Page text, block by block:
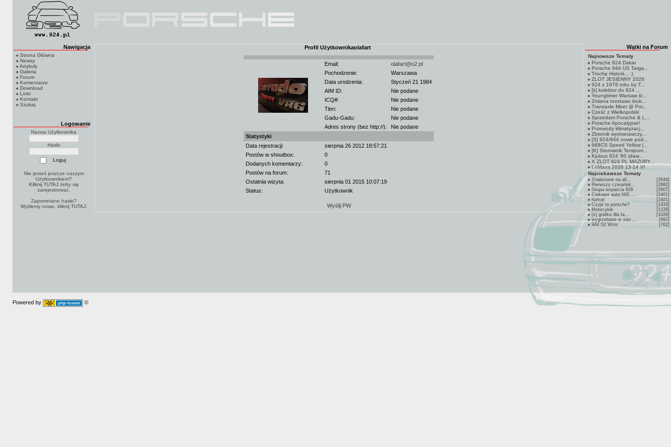
Nawigacja
Strona Główna
Newsy
Artykuły
Galeria
Forum
Komentarze
Download
Linki
Kontakt
Szukaj
Logowanie
Nazwa Użytkownika
Hasło
Nie jesteś jeszcze naszym
Użytkownikiem?
Kilknij TUTAJżeby się
zarejestrować.
Zapomniane hasło?
Wyślemy nowe, kliknij TUTAJ.
Profil Użytkownikaolafart
Email:
olafart@o2.pl
Pochodzenie:
Warszawa
Data urodzenia:
Styczeń 21 1984
AIM ID:
Nie podane
ICQ#:
Nie podane
Tlen:
Nie podane
Gadu-Gadu:
Nie podane
Adres strony (bez http://):
Nie podane
Statystyki
Data rejestracji:
sierpnia 26 2012 18:57:21
Postów w shoutbox:
0
Dodanych komentarzy:
0
Postów na forum:
71
Ostatnia wizyta:
sierpnia 01 2015 10:07:19
Status:
Użytkownik
Wyślij PW
Wątki na Forum
Najnowsze Tematy
Porsche 924 Dakar
Porsche 944 US Targa...
Trochę Historii... :)
ZLOT JESIENNY 2026
924 z 1978 roku by T...
[k] kolektor do 924 ...
Youngtimer Warsaw śr...
Zmiana rozstawu śrub...
Transaxle Meet @ Por...
Cześć z Wielkopolski
Sprzedam Porsche & L...
Porsche Apocalypse!
Przewody klimatyzacj...
Zbiornik wyrównawczy...
[S] 924/944 nowe pod...
968CS Speed Yellow (...
[K] Sterownik Tempom...
Kjubus 924 '80 (daw...
X ZLOT 924 PL MAZURY...
LeMans 2026 13-14 VI
Najciekawsze Tematy
Znalezione na all...
[3544]
Pierwszy czwartek...
[2682]
Grupa wsparcia 928
[2607]
Ciekawe auta NIE ...
[2401]
humor
[1921]
Czyje to porsche?
[1435]
Motocykle
[1226]
[s] gratka dla fa...
[1028]
wygrzebane w siec...
[992]
944 S2 Wroc
[762]
Powered by ©